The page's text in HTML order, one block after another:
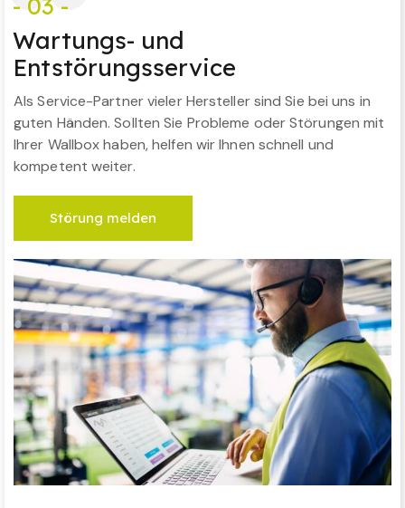
Wartungs- und
Entstörungsservice
Als Service-Partner vieler Hersteller sind Sie bei uns in
guten Händen. Sollten Sie Probleme oder Störungen mit
Ihrer Wallbox haben, helfen wir Ihnen schnell und
kompetent weiter.
Störung melden